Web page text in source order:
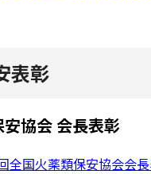
表彰
協会 会長表彰
全国火薬類保安協会会